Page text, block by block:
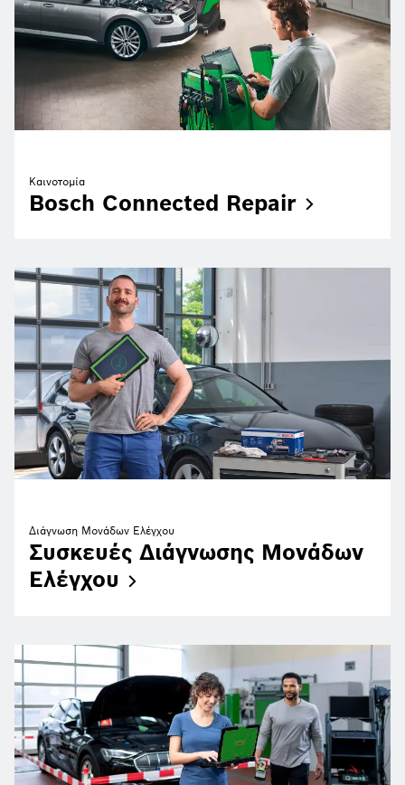
Καινοτομία
Bosch Connected Repair
Διάγνωση Μονάδων Ελέγχου
Συσκευές Διάγνωσης Μονάδων
Ελέγχου